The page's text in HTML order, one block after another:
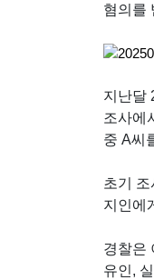
혐의를
지난달
조사에
중 A씨
초기
지인에
경찰은
유인,